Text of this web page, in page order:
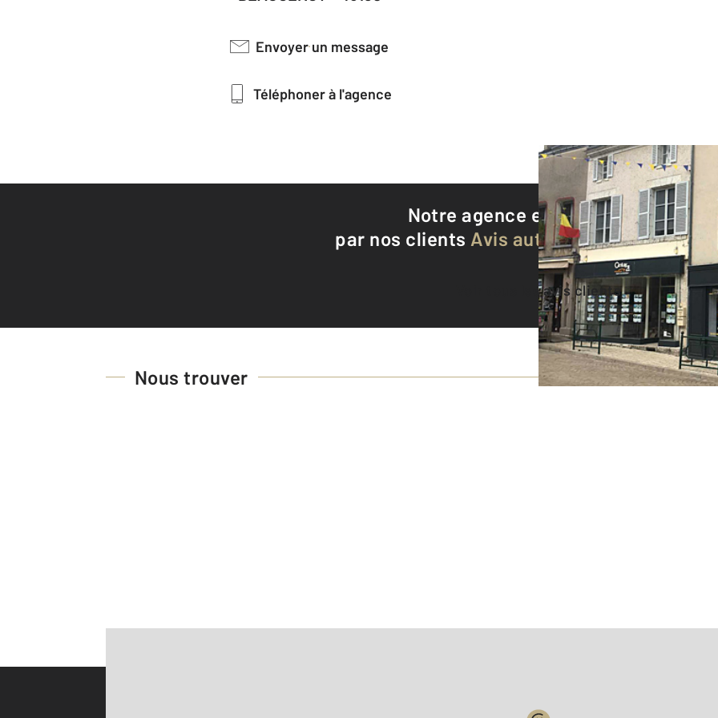
Envoyer un message
Téléphoner à l'agence
Notre agence est notée9,1/10
par nos clients Avis authentifiés par
Voir tous les avis clients
Nous trouver